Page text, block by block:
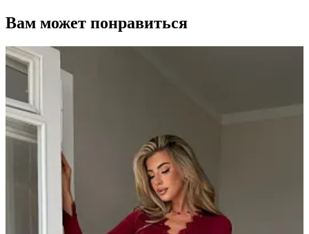
Вам может понравиться